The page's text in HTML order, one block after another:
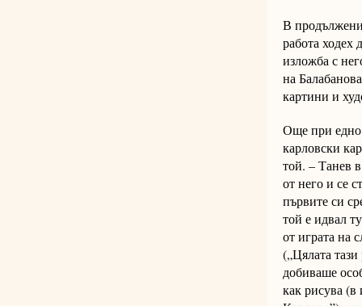
В
работа ходех
изложба с
на
картини и
Още при едно
карловски
той. – Танев
от него и се
първите си
той е идвал
от играта на
(„Цялата
добиваше
как рисува